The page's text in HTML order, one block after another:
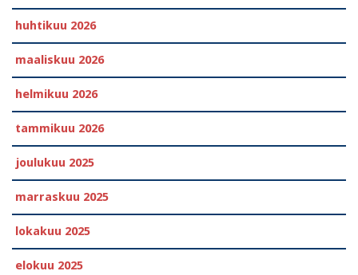
huhtikuu 2026
maaliskuu 2026
helmikuu 2026
tammikuu 2026
joulukuu 2025
marraskuu 2025
lokakuu 2025
elokuu 2025